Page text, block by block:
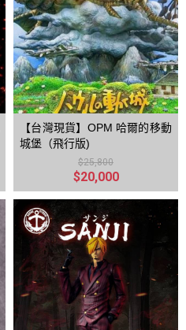
【台灣現貨】OPM 哈爾的移動
城堡（飛行版)
$25,800
$20,000